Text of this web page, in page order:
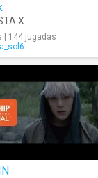
X
| 144 jugadas